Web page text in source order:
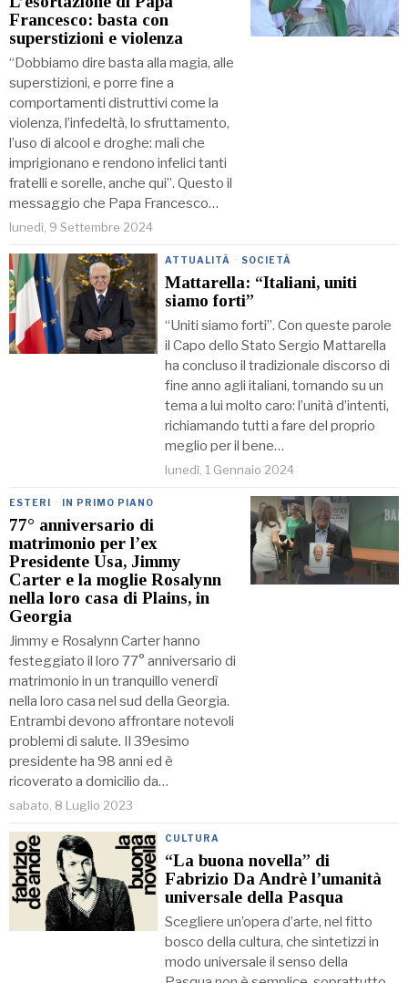
Francesco: basta con
superstizioni e violenza
“Dobbiamo dire basta alla magia, alle
superstizioni, e porre fine a
comportamenti distruttivi come la
violenza, l’infedeltà, lo sfruttamento,
l’uso di alcool e droghe: mali che
imprigionano e rendono infelici tanti
fratelli e sorelle, anche qui”. Questo il
messaggio che Papa Francesco…
lunedì, 9 Settembre 2024
ATTUALITÀ · SOCIETÀ
Mattarella: “Italiani, uniti
siamo forti”
“Uniti siamo forti”. Con queste parole
il Capo dello Stato Sergio Mattarella
ha concluso il tradizionale discorso di
fine anno agli italiani, tornando su un
tema a lui molto caro: l’unità d’intenti,
richiamando tutti a fare del proprio
meglio per il bene…
lunedì, 1 Gennaio 2024
ESTERI · IN PRIMO PIANO
77° anniversario di
matrimonio per l’ex
Presidente Usa, Jimmy
Carter e la moglie Rosalynn
nella loro casa di Plains, in
Georgia
Jimmy e Rosalynn Carter hanno
festeggiato il loro 77° anniversario di
matrimonio in un tranquillo venerdì
nella loro casa nel sud della Georgia.
Entrambi devono affrontare notevoli
problemi di salute. Il 39esimo
presidente ha 98 anni ed è
ricoverato a domicilio da…
sabato, 8 Luglio 2023
CULTURA
“La buona novella” di
Fabrizio Da Andrè l’umanità
universale della Pasqua
Scegliere un’opera d’arte, nel fitto
bosco della cultura, che sintetizzi in
modo universale il senso della